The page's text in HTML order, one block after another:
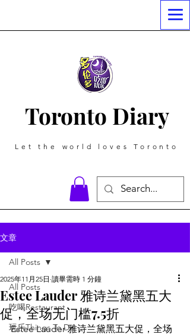
Toronto Diary
Let the world loves Toronto
文章
All Posts
吃喝Restaurant
玩乐Things To Do
All Posts
Estee Lauder 雅诗兰黛黑五大
促，全场无门槛7.5折
2025年11月25日 讀畢需時 1 分鐘
Estee Lauder 雅诗兰黛黑五大促，全场